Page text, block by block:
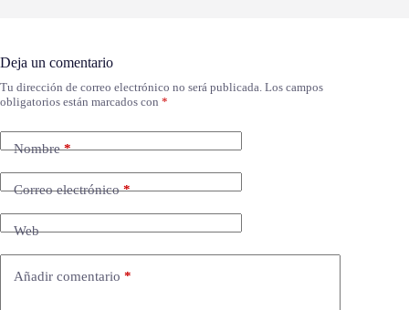
Deja un comentario
Tu dirección de correo electrónico no será publicada. Los campos
obligatorios están marcados con *
Nombre*
Correo electrónico*
Web
Añadir comentario *